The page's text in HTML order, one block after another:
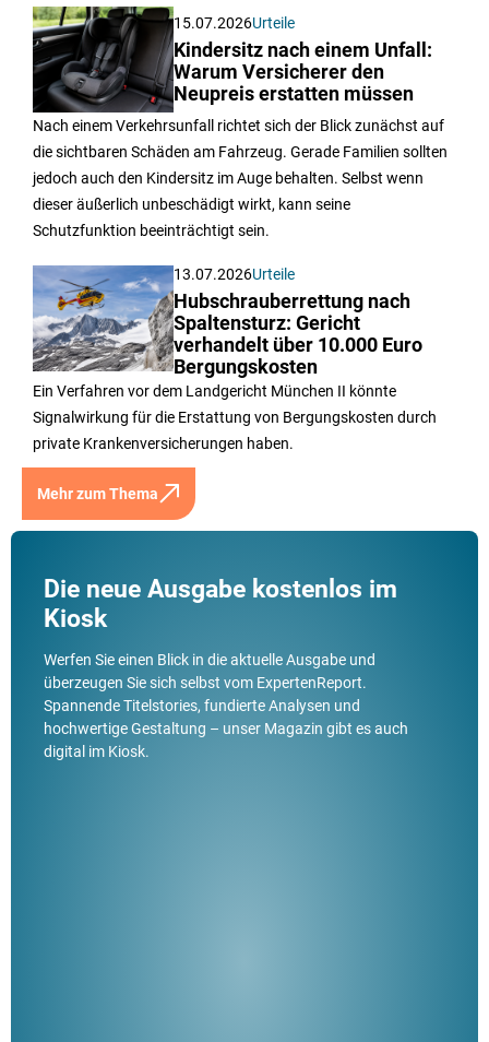
15.07.2026Urteile
Kindersitz nach einem Unfall:
Warum Versicherer den
Neupreis erstatten müssen
Nach einem Verkehrsunfall richtet sich der Blick zunächst auf
die sichtbaren Schäden am Fahrzeug. Gerade Familien sollten
jedoch auch den Kindersitz im Auge behalten. Selbst wenn
dieser äußerlich unbeschädigt wirkt, kann seine
Schutzfunktion beeinträchtigt sein.
13.07.2026Urteile
Hubschrauberrettung nach
Spaltensturz: Gericht
verhandelt über 10.000 Euro
Bergungskosten
Ein Verfahren vor dem Landgericht München II könnte
Signalwirkung für die Erstattung von Bergungskosten durch
private Krankenversicherungen haben.
Mehr zum Thema
Die neue Ausgabe kostenlos im
Kiosk
Werfen Sie einen Blick in die aktuelle Ausgabe und
überzeugen Sie sich selbst vom ExpertenReport.
Spannende Titelstories, fundierte Analysen und
hochwertige Gestaltung – unser Magazin gibt es auch
digital im Kiosk.